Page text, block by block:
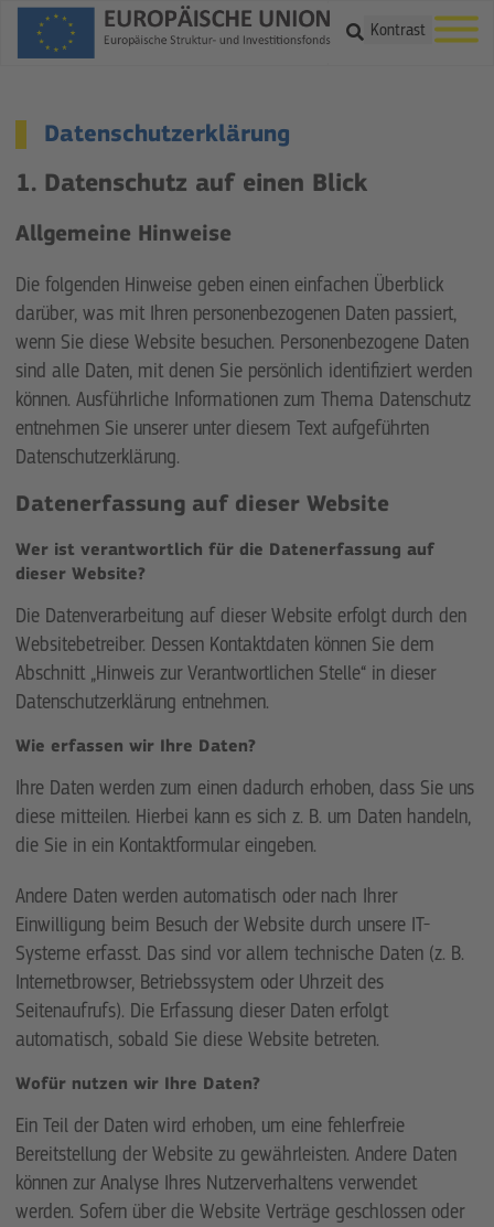
Kontrast
Suche
Datenschutzerklärung
1. Datenschutz auf einen Blick
Allgemeine Hinweise
Die folgenden Hinweise geben einen einfachen Überblick
darüber, was mit Ihren personenbezogenen Daten passiert,
wenn Sie diese Website besuchen. Personenbezogene Daten
sind alle Daten, mit denen Sie persönlich identifiziert werden
können. Ausführliche Informationen zum Thema Datenschutz
entnehmen Sie unserer unter diesem Text aufgeführten
Datenschutzerklärung.
Datenerfassung auf dieser Website
Wer ist verantwortlich für die Datenerfassung auf
dieser Website?
Die Datenverarbeitung auf dieser Website erfolgt durch den
Websitebetreiber. Dessen Kontaktdaten können Sie dem
Abschnitt „Hinweis zur Verantwortlichen Stelle“ in dieser
Datenschutzerklärung entnehmen.
Wie erfassen wir Ihre Daten?
Ihre Daten werden zum einen dadurch erhoben, dass Sie uns
diese mitteilen. Hierbei kann es sich z. B. um Daten handeln,
die Sie in ein Kontaktformular eingeben.
Andere Daten werden automatisch oder nach Ihrer
Einwilligung beim Besuch der Website durch unsere IT-
Systeme erfasst. Das sind vor allem technische Daten (z. B.
Internetbrowser, Betriebssystem oder Uhrzeit des
Seitenaufrufs). Die Erfassung dieser Daten erfolgt
automatisch, sobald Sie diese Website betreten.
Wofür nutzen wir Ihre Daten?
Ein Teil der Daten wird erhoben, um eine fehlerfreie
Bereitstellung der Website zu gewährleisten. Andere Daten
können zur Analyse Ihres Nutzerverhaltens verwendet
werden. Sofern über die Website Verträge geschlossen oder